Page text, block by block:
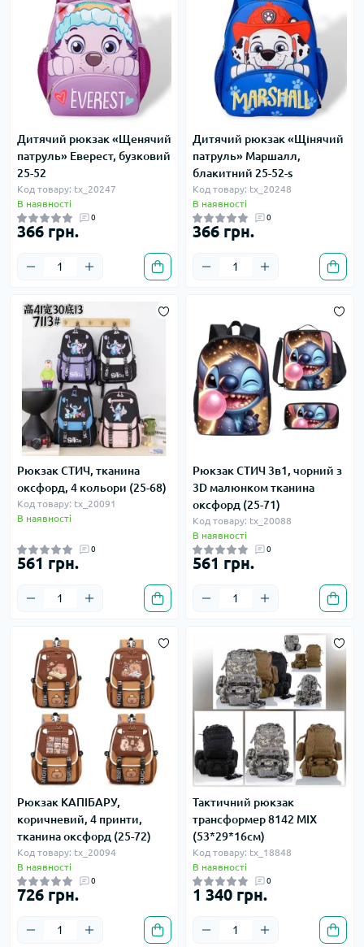
Дитячий рюкзак «Щенячий
патруль» Еверест, бузковий
25-52
Код товару: tx_20247
В наявності
0
366 грн.
Дитячий рюкзак «Щінячий
патруль» Маршалл,
блакитний 25-52-s
Код товару: tx_20248
В наявності
0
366 грн.
Рюкзак СТИЧ, тканина
оксфорд, 4 кольори (25-68)
Код товару: tx_20091
В наявності
0
561 грн.
Рюкзак СТИЧ 3в1, чорний з
3D малюнком тканина
оксфорд (25-71)
Код товару: tx_20088
В наявності
0
561 грн.
Рюкзак КАПІБАРУ,
коричневий, 4 принти,
тканина оксфорд (25-72)
Код товару: tx_20094
В наявності
0
726 грн.
Тактичний рюкзак
трансформер 8142 MIX
(53*29*16см)
Код товару: tx_18848
В наявності
0
1 340 грн.